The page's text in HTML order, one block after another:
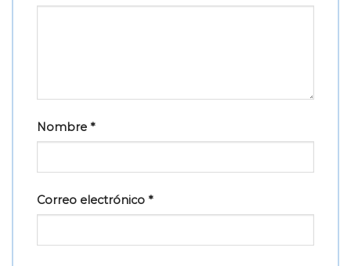
Nombre *
Correo electrónico *